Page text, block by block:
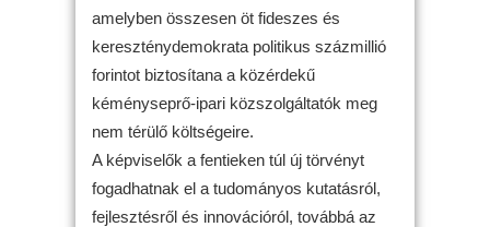
amelyben összesen öt fideszes és
kereszténydemokrata politikus százmillió
forintot biztosítana a közérdekű
kéményseprő-ipari közszolgáltatók meg
nem térülő költségeire.
A képviselők a fentieken túl új törvényt
fogadhatnak el a tudományos kutatásról,
fejlesztésről és innovációról, továbbá az